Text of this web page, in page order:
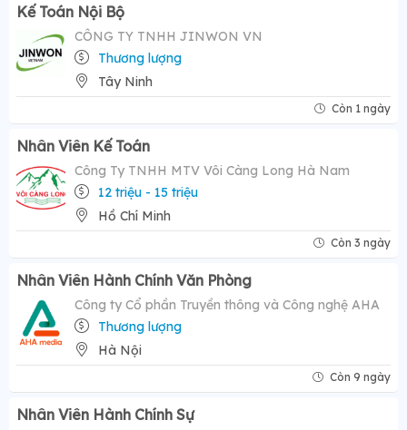
Kế Toán Nội Bộ
CÔNG TY TNHH JINWON VN
Thương lượng
Tây Ninh
Còn 1 ngày
Nhân Viên Kế Toán
Công Ty TNHH MTV Vôi Càng Long Hà Nam
12 triệu - 15 triệu
Hồ Chí Minh
Còn 3 ngày
Nhân Viên Hành Chính Văn Phòng
Công ty Cổ phần Truyền thông và Công nghệ AHA
Thương lượng
Hà Nội
Còn 9 ngày
Nhân Viên Hành Chính Sự